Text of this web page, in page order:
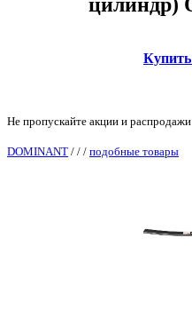
Купить
Не пропускайте акции и
DOMINANT / / / подобные товары